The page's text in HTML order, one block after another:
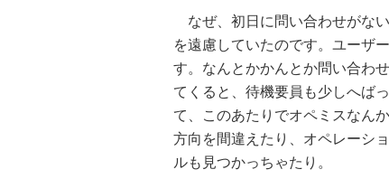
なぜ、初日に問い合わせがな
を遠慮していたのです。ユーザ
す。なんとかかんとか問い合わ
てくると、待機要員も少しへば
て、このあたりでオペミスなん
方向を間違えたり、オペレーシ
ルも見つかっちゃたり。